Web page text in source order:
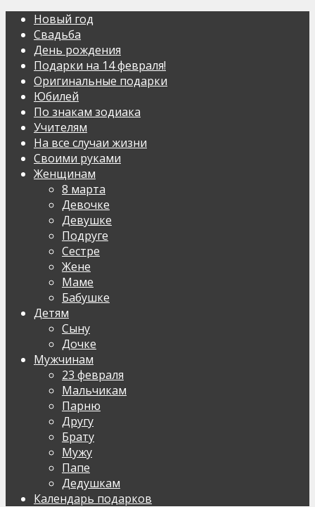
Новый год
Свадьба
День рождения
Подарки на 14 февраля!
Оригинальные подарки
Юбилей
По знакам зодиака
Учителям
На все случаи жизни
Своими руками
Женщинам
8 марта
Девочке
Девушке
Подруге
Сестре
Жене
Маме
Бабушке
Детям
Сыну
Дочке
Мужчинам
23 февраля
Мальчикам
Парню
Другу
Брату
Мужу
Папе
Дедушкам
Календарь подарков